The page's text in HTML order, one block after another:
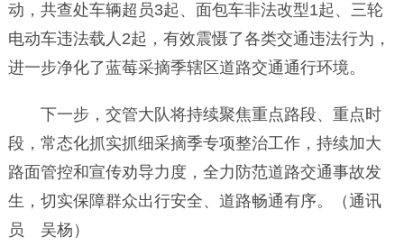
动，共查处车辆超员3起、面包车非法改型1起、三轮
电动车违法载人2起，有效震慑了各类交通违法行为，
进一步净化了蓝莓采摘季辖区道路交通通行环境。
下一步，交管大队将持续聚焦重点路段、重点时
段，常态化抓实抓细采摘季专项整治工作，持续加大
路面管控和宣传劝导力度，全力防范道路交通事故发
生，切实保障群众出行安全、道路畅通有序。（通讯
员 吴杨）